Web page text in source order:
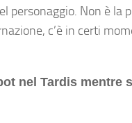
Non è la
c’è in certi
nel Tardis mentre